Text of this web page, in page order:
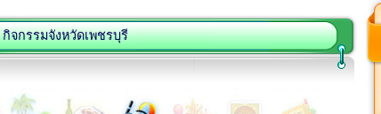
กิจกรรมจังหวัดเพชรบุรี